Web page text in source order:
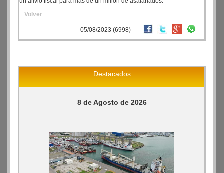
Volver
05/08/2023 (6998)
Destacados
8 de Agosto de 2026